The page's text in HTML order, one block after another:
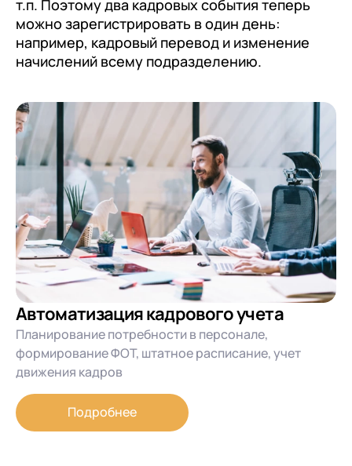
т.п. Поэтому два кадровых события теперь
можно зарегистрировать в один день:
например, кадровый перевод и изменение
начислений всему подразделению.
Автоматизация кадрового учета
Планирование потребности в персонале,
формирование ФОТ, штатное расписание, учет
движения кадров
Подробнее